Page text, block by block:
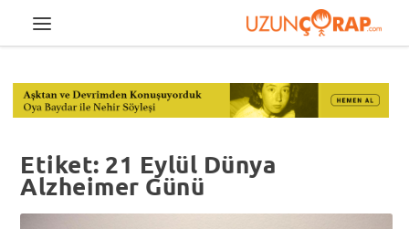
Etiket: 21 Eylül Dünya
Alzheimer Günü